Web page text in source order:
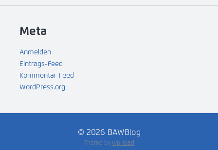
Meta
Anmelden
Eintrags-Feed
Kommentar-Feed
WordPress.org
© 2026 BAWBlog
Theme by wp-load